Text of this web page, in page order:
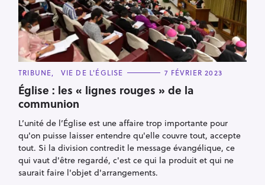
C
T
E
G
O
I
E
S
TRIBUNE VIE DE L'ÉGLISE 7 FÉVRIER 2023
Église : les « lignes rouges » de la
communion
L’unité de l’Église est une affaire trop importante pour
qu'on puisse laisser entendre qu'elle couvre tout, accepte
tout. Si la division contredit le message évangélique, ce
qui vaut d'être regardé, c'est ce qui la produit et qui ne
saurait faire l'objet d'arrangements.